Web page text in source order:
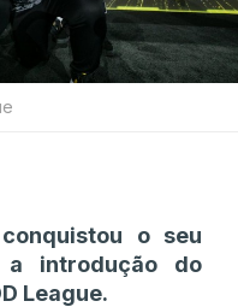
o seu
a introdução do
League.